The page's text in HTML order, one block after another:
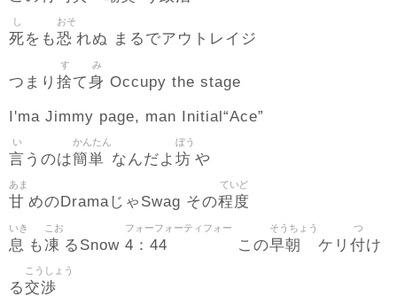
死
し
をも恐
おそ
れぬ まるでアウトレイジ
つまり 捨
す
て身
み
Occupy the stage
I'ma Jimmy page, man Initial“Ace”
言
い
うのは簡単
かんたん
なんだよ 坊
ぼう
や
甘
あま
めのDramaじゃSwag その程度
ていど
息
いき
も凍
こお
るSnow 4：44
フォーフォーティフォー
この早朝
そうちょう
ケリ 付
つ
け
る交渉
こうしょう